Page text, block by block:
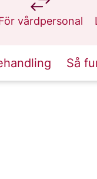
vårdpersonal
Så